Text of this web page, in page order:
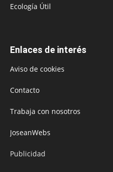
Ecología Útil
Enlaces de interés
Aviso de cookies
Contacto
Trabaja con nosotros
JoseanWebs
Publicidad